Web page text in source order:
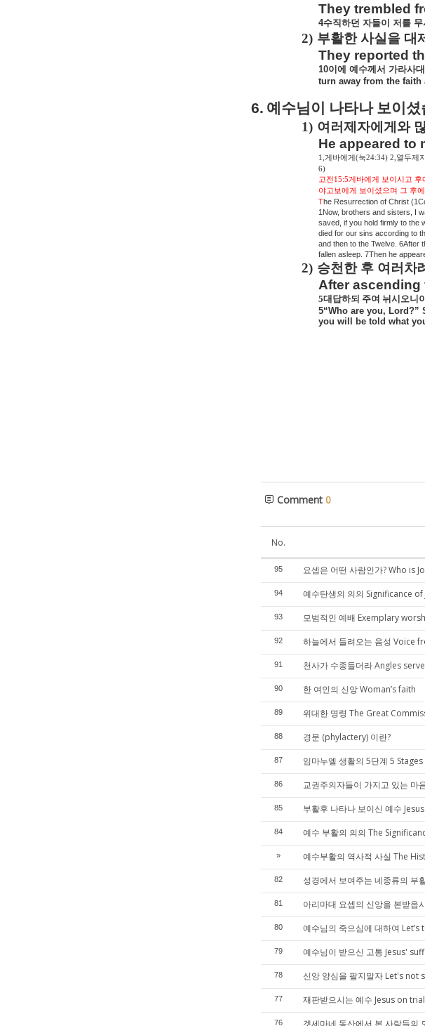
They trembled
4수직하던 자들이 저를 무
2) 부활한 사실을 대
They reported
10이에 예수께서 가라사대
turn away from the faith
6. 예수님이 나타나 보이셨
1) 여러제자에게와
He appeared to
1, 게바에게 (눅24:34) 2, 열두제
6)
고전 15:5게바에게 보이시고 후
야고보에게 보이셨으며 그 후
The Resurrection of Christ
1Now, brothers and sisters, I
saved, if you hold firmly to the
died for our sins according to
and then to the Twelve. 6After
fallen asleep. 7Then he
2) 승천한 후 여러차
After ascending
5대답하되 주여 뉘시오니
5“Who are you, Lord?”
you will be told what
Comment 0
No.
95 요셉은 어떤 사람인가? Who is
94 예수탄생의 의의 Significance of
93 모범적인 예배 Exemplary
92 하늘에서 들려오는 음성 Voice
91 천사가 수종들더라 Angles
90 한 여인의 신앙 Woman’s faith
89 위대한 명령 The Great
88 경문 (phylactery) 이란?
87 임마누엘 생활의 5단계 5
86 교권주의자들이 가지고 있는
85 부활후 나타나 보이신 예수
84 예수 부활의 의의 The
» 예수부활의 역사적 사실 The
82 성경에서 보여주는 네종류의
81 아리마대 요셉의 신앙을 본받
80 예수님의 죽으심에 대하여
79 예수님이 받으신 고통 Jesus'
78 신앙 양심을 팔지말자 Let's not
77 재판받으시는 예수 Jesus on trial
76 겟세마네 동산에서 본 사람들